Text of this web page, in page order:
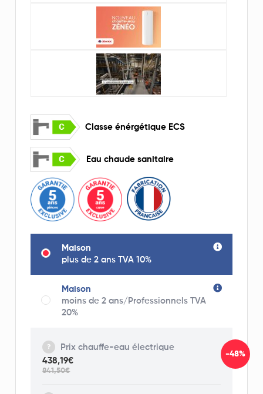
Classe énérgétique ECS
Eau chaude sanitaire
Maison
plus de 2 ans TVA 10%
Maison
moins de 2 ans/Professionnels TVA
20%
-48%
Prix chauffe-eau électrique
438,19€
841,50€